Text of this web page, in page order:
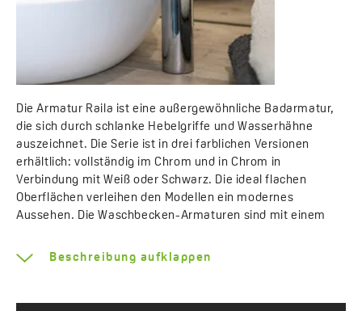
Die Armatur Raila ist eine außergewöhnliche Badarmatur,
die sich durch schlanke Hebelgriffe und Wasserhähne
auszeichnet. Die Serie ist in drei farblichen Versionen
erhältlich: vollständig im Chrom und in Chrom in
Verbindung mit Weiß oder Schwarz. Die ideal flachen
Oberflächen verleihen den Modellen ein modernes
Aussehen. Die Waschbecken-Armaturen sind mit einem
Elegant, ergonomisch, praktisch, universell - alle diese
Beschreibung aufklappen